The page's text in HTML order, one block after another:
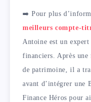
➡️ Pour plus
meilleurs compte-
Antoine est un expert
financiers. Après
de patrimoine, il a
avant d’intégrer une
Finance Héros pour